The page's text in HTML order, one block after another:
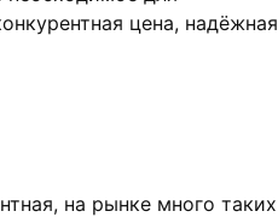
цена, надёжная
на рынке много таких